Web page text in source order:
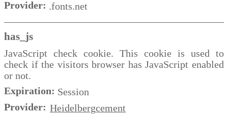
Provider: .fonts.net
has_js
JavaScript check cookie. This cookie is used to
check if the visitors browser has JavaScript enabled
or not.
Expiration: Session
Provider: Heidelbergcement